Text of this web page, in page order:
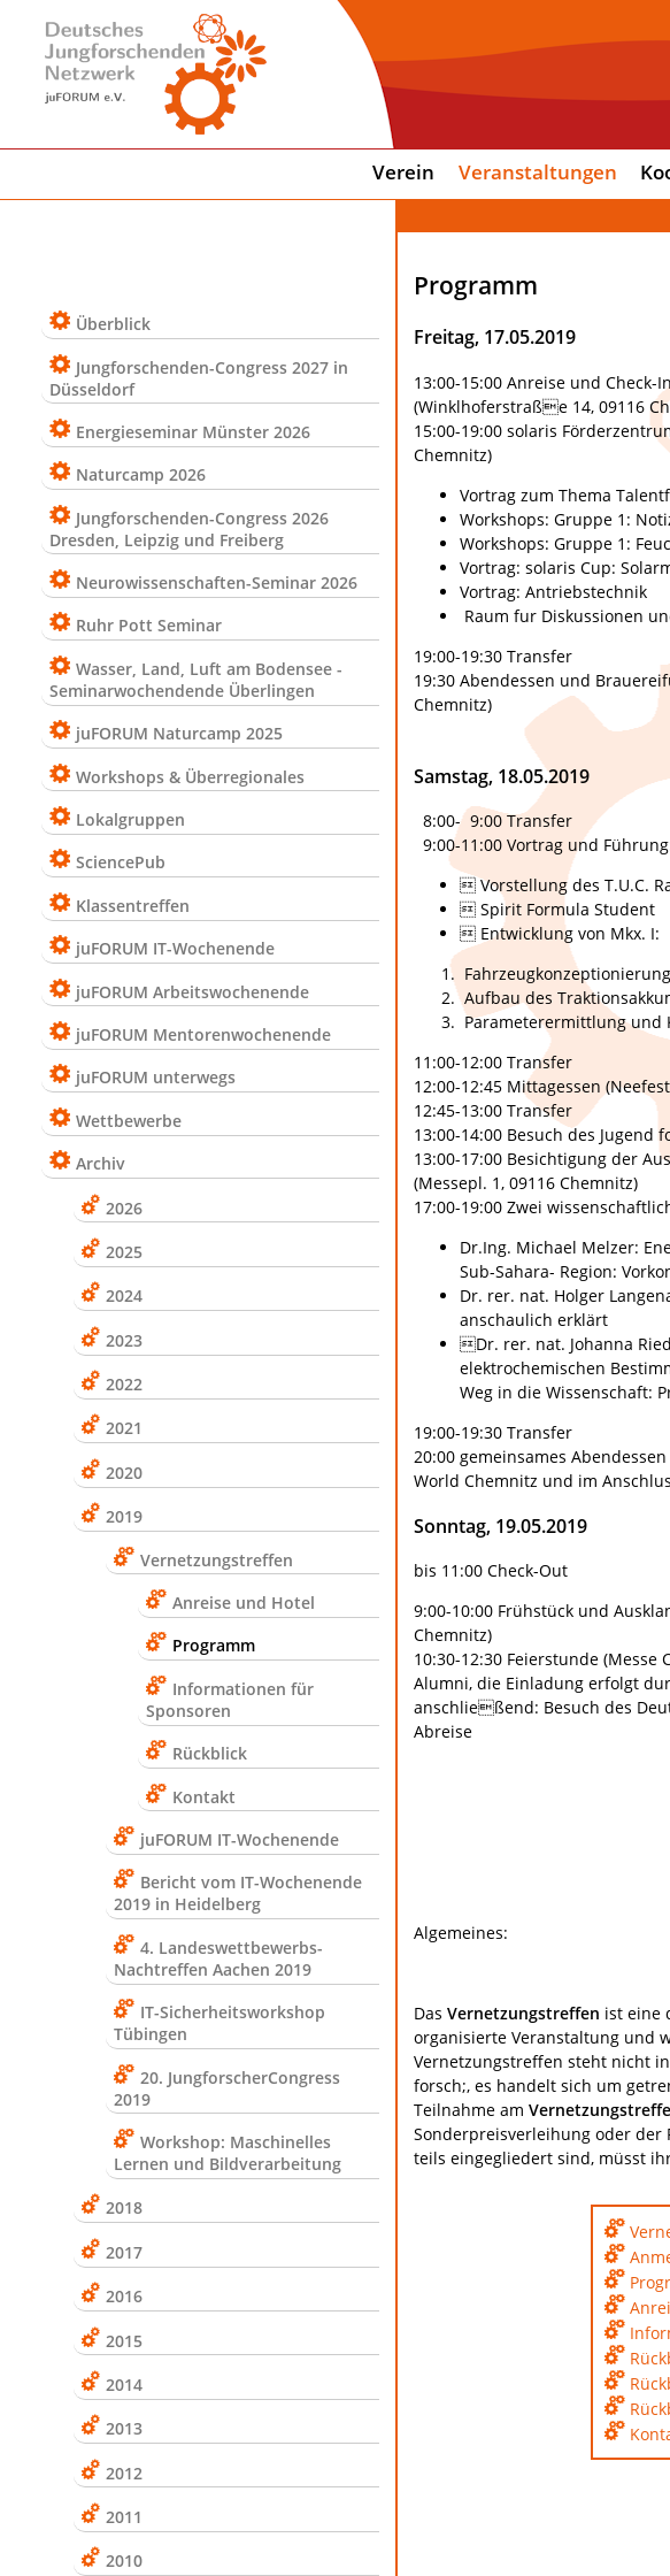
Verein Veranstaltungen
Überblick
Jungforschenden-Congress 2027 in
Düsseldorf
Energieseminar Münster 2026
Naturcamp 2026
Jungforschenden-Congress 2026
Dresden, Leipzig und Freiberg
Neurowissenschaften-Seminar 2026
Ruhr Pott Seminar
Wasser, Land, Luft am Bodensee -
Seminarwochendende Überlingen
juFORUM Naturcamp 2025
Workshops & Überregionales
Lokalgruppen
SciencePub
Klassentreffen
juFORUM IT-Wochenende
juFORUM Arbeitswochenende
juFORUM Mentorenwochenende
juFORUM unterwegs
Wettbewerbe
Archiv
2026
2025
2024
2023
2022
2021
2020
2019
Vernetzungstreffen
Anreise und Hotel
Programm
Informationen für
Sponsoren
Rückblick
Kontakt
juFORUM IT-Wochenende
Bericht vom IT-Wochenende
2019 in Heidelberg
4. Landeswettbewerbs-
Nachtreffen Aachen 2019
IT-Sicherheitsworkshop
Tübingen
20. JungforscherCongress
2019
Workshop: Maschinelles
Lernen und Bildverarbeitung
2018
2017
2016
2015
2014
2013
2012
2011
2010
Programm
Freitag, 17.05.2019
13:00-15:00 Anreise und Check-
(Winklhoferstraße 14, 09116
15:00-19:00 solaris
Chemnitz)
Vortrag zum Thema
Workshops: Gruppe 1:
Workshops: Gruppe 1:
Vortrag: solaris Cup:
Vortrag: Antriebstechnik
Raum fur Diskussionen
19:00-19:30 Transfer
19:30 Abendessen und
Chemnitz)
Samstag, 18.05.2019
8:00- 9:00 Transfer
9:00-11:00 Vortrag und
 Vorstellung des T.U.C.
 Spirit Formula Student
 Entwicklung von Mkx. I:
Aufbau des
Parameterermittlung und
11:00-12:00 Transfer
12:00-12:45 Mittagessen
12:45-13:00 Transfer
13:00-14:00 Besuch des Jugend
13:00-17:00 Besichtigung der
(Messepl. 1, 09116 Chemnitz)
17:00-19:00 Zwei
Dr.Ing. Michael Melzer:
Sub-Sahara- Region:
Dr. rer. nat. Holger
anschaulich erklärt
Dr. rer. nat. Johanna
elektrochemischen
Weg in die Wissenschaft:
19:00-19:30 Transfer
20:00 gemeinsames
World Chemnitz und im
Sonntag, 19.05.2019
bis 11:00 Check-Out
9:00-10:00 Frühstück und
Chemnitz)
10:30-12:30 Feierstunde
Alumni, die Einladung erfolgt
anschließend: Besuch des
Abreise
Algemeines:
Das Vernetzungstreffen ist eine
organisierte Veranstaltung und
Vernetzungstreffen steht nicht
forsch;, es handelt sich um
Teilnahme am
Sonderpreisverleihung oder der
teils eingegliedert sind, müsst